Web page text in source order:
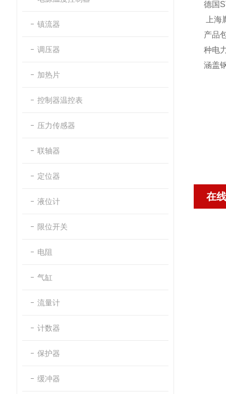
镇流器
调压器
加热片
控制器温控表
压力传感器
联轴器
定位器
液位计
限位开关
电阻
气缸
流量计
计数器
保护器
缓冲器
德国
上
产品
种电
涵盖
在